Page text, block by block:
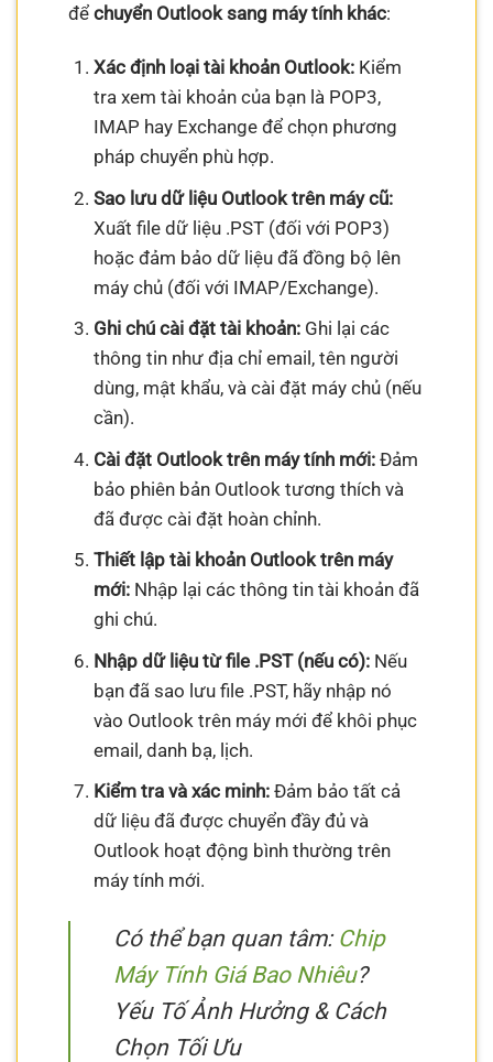
đểchuyển Outlook sang máy tính khác:
Xác định loại tài khoản Outlook:Kiểm
tra xem tài khoản của bạn là POP3,
IMAP hay Exchange để chọn phương
pháp chuyển phù hợp.
Sao lưu dữ liệu Outlook trên máy cũ:
Xuất file dữ liệu .PST (đối với POP3)
hoặc đảm bảo dữ liệu đã đồng bộ lên
máy chủ (đối với IMAP/Exchange).
Ghi chú cài đặt tài khoản:Ghi lại các
thông tin như địa chỉ email, tên người
dùng, mật khẩu, và cài đặt máy chủ (nếu
cần).
Cài đặt Outlook trên máy tính mới:Đảm
bảo phiên bản Outlook tương thích và
đã được cài đặt hoàn chỉnh.
Thiết lập tài khoản Outlook trên máy
mới:Nhập lại các thông tin tài khoản đã
ghi chú.
Nhập dữ liệu từ file .PST (nếu có):Nếu
bạn đã sao lưu file .PST, hãy nhập nó
vào Outlook trên máy mới để khôi phục
email, danh bạ, lịch.
Kiểm tra và xác minh:Đảm bảo tất cả
dữ liệu đã được chuyển đầy đủ và
Outlook hoạt động bình thường trên
máy tính mới.
Có thể bạn quan tâm: Chip
Máy Tính Giá Bao Nhiêu?
Yếu Tố Ảnh Hưởng & Cách
Chọn Tối Ưu